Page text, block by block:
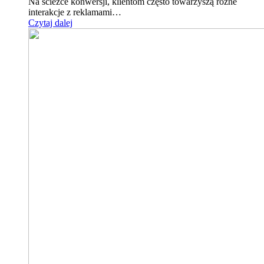
interakcje z reklamami…
Czytaj dalej